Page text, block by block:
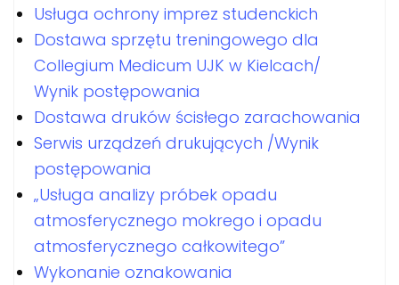
Usługa ochrony imprez studenckich
Dostawa sprzętu treningowego dla
Collegium Medicum UJK w Kielcach/
Wynik postępowania
Dostawa druków ścisłego zarachowania
Serwis urządzeń drukujących /Wynik
postępowania
„Usługa analizy próbek opadu
atmosferycznego mokrego i opadu
atmosferycznego całkowitego”
Wykonanie oznakowania